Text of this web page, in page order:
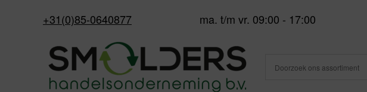
+31(0)85-0640877 ma. t/m vr. 09:00 - 17:00